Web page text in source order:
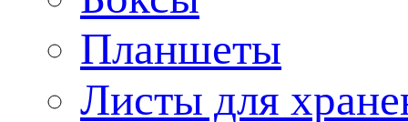
Планшеты
Листы для